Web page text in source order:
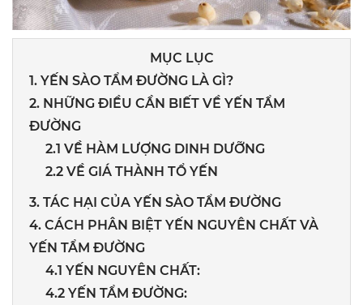
MỤC LỤC
1. YẾN SÀO TẨM ĐƯỜNG LÀ GÌ?
2. NHỮNG ĐIỀU CẦN BIẾT VỀ YẾN TẨM
ĐƯỜNG
2.1 VỀ HÀM LƯỢNG DINH DƯỠNG
2.2 VỀ GIÁ THÀNH TỔ YẾN
3. TÁC HẠI CỦA YẾN SÀO TẨM ĐƯỜNG
4. CÁCH PHÂN BIỆT YẾN NGUYÊN CHẤT VÀ
YẾN TẨM ĐƯỜNG
4.1 YẾN NGUYÊN CHẤT:
4.2 YẾN TẨM ĐƯỜNG: